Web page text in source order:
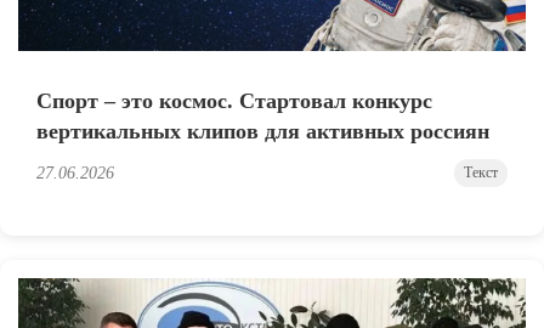
Спорт – это космос. Стартовал конкурс
вертикальных клипов для активных россиян
27.06.2026 Текст